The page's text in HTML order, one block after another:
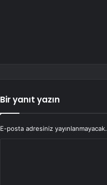
Bir yanıt yazın
E-posta adresiniz yayınlanmayacak.